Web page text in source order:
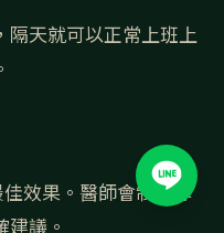
隔天就可以正常上班上
效果。醫師會制定專
議。